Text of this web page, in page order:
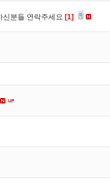
신분들 연락주세요 [1]